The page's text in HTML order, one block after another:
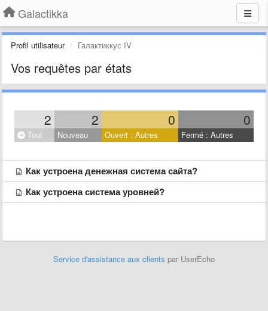
Galactikka
Profil utilisateur Галактиккус IV
Vos requêtes par états
2 2 0 0
Tout Nouveau Ouvert : Autres Fermé : Autres
Как устроена денежная система сайта?
Как устроена система уровней?
Service d'assistance aux clients par UserEcho